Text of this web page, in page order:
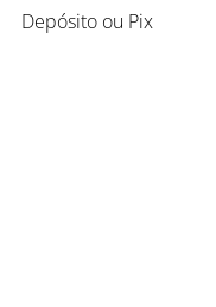
Depósito ou Pix